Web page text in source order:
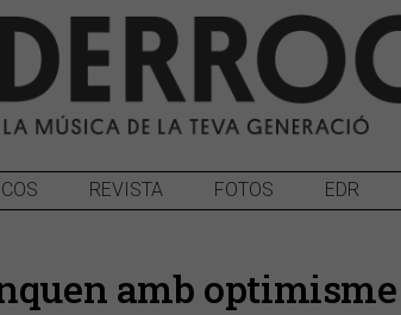
REVISTA FOTOS EDR
amb optimisme